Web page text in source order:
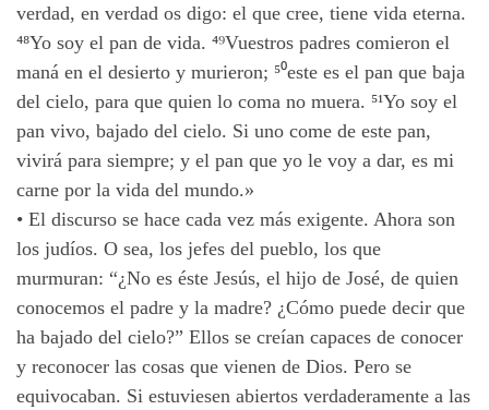
verdad, en verdad os digo: el que cree, tiene vida eterna.
⁴⁸Yo soy el pan de vida. ⁴⁹Vuestros padres comieron el
maná en el desierto y murieron; ⁵⁰este es el pan que baja
del cielo, para que quien lo coma no muera. ⁵¹Yo soy el
pan vivo, bajado del cielo. Si uno come de este pan,
vivirá para siempre; y el pan que yo le voy a dar, es mi
carne por la vida del mundo.»
• El discurso se hace cada vez más exigente. Ahora son
los judíos. O sea, los jefes del pueblo, los que
murmuran: “¿No es éste Jesús, el hijo de José, de quien
conocemos el padre y la madre? ¿Cómo puede decir que
ha bajado del cielo?” Ellos se creían capaces de conocer
y reconocer las cosas que vienen de Dios. Pero se
equivocaban. Si estuviesen abiertos verdaderamente a las